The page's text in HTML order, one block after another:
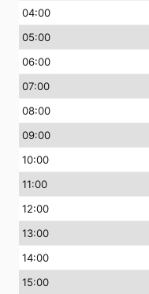
04:00
05:00
06:00
07:00
08:00
09:00
10:00
11:00
12:00
13:00
14:00
15:00